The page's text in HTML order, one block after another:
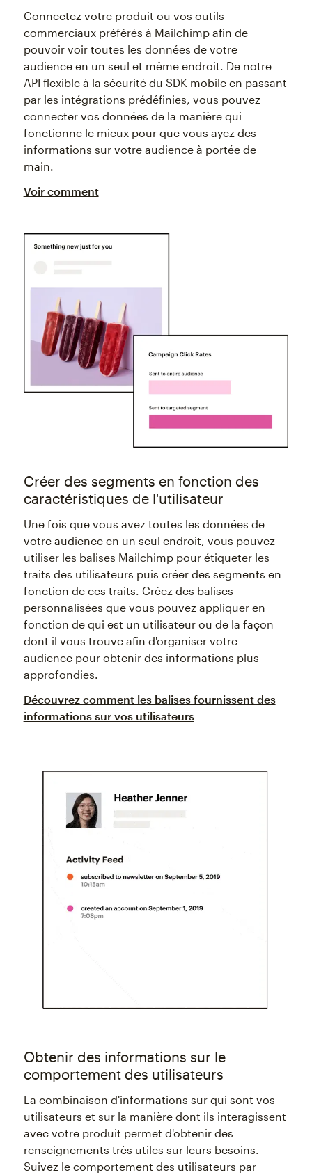
Connectez votre produit ou vos outils
commerciaux préférés à Mailchimp afin de
pouvoir voir toutes les données de votre
audience en un seul et même endroit. De notre
API flexible à la sécurité du SDK mobile en passant
par les intégrations prédéfinies, vous pouvez
connecter vos données de la manière qui
fonctionne le mieux pour que vous ayez des
informations sur votre audience à portée de
main.
Voir comment
Créer des segments en fonction des
caractéristiques de l'utilisateur
Une fois que vous avez toutes les données de
votre audience en un seul endroit, vous pouvez
utiliser les balises Mailchimp pour étiqueter les
traits des utilisateurs puis créer des segments en
fonction de ces traits. Créez des balises
personnalisées que vous pouvez appliquer en
fonction de qui est un utilisateur ou de la façon
dont il vous trouve afin d'organiser votre
audience pour obtenir des informations plus
approfondies.
Découvrez comment les balises fournissent des
informations sur vos utilisateurs
Obtenir des informations sur le
comportement des utilisateurs
La combinaison d'informations sur qui sont vos
utilisateurs et sur la manière dont ils interagissent
avec votre produit permet d'obtenir des
renseignements très utiles sur leurs besoins.
Suivez le comportement des utilisateurs par